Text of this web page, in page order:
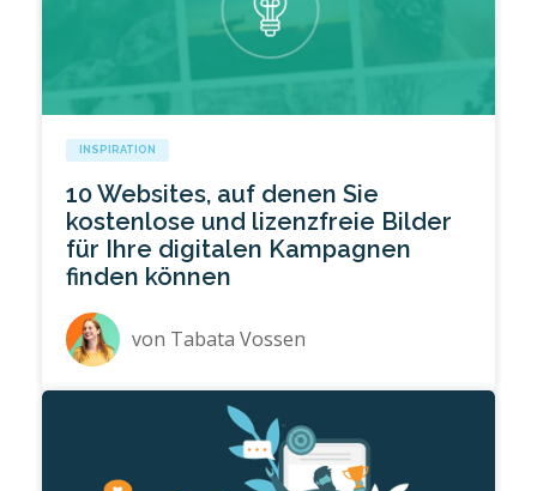
INSPIRATION
10 Websites, auf denen Sie
kostenlose und lizenzfreie Bilder
für Ihre digitalen Kampagnen
finden können
von Tabata Vossen